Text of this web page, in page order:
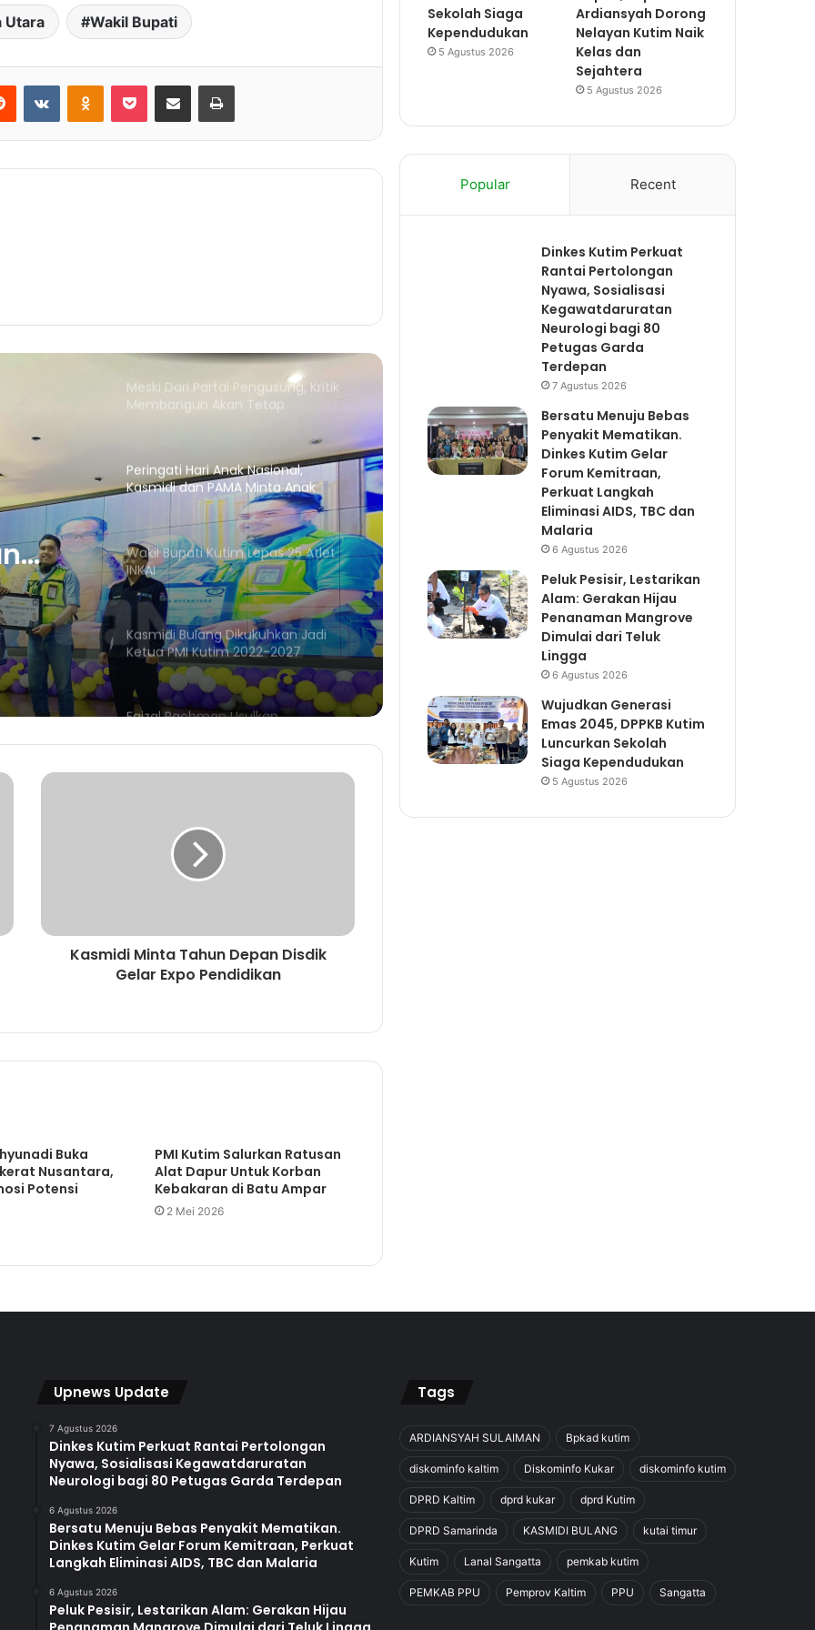
Utara Wakil Bupati
Stand Perumdam TTB Siapkan
Membangun Akan Tetap
Peringati Hari Anak Nasional,
Kasmidi dan PAMA Minta Anak
Wakil Bupati Kutim Lepas 25 Atlet
INKAI
Kasmidi Bulang Dikukuhkan Jadi
Ketua PMI Kutim 2022-2027
Faizal Rachman Usulkan
Pembangunan Padepokan Silat di
Kutim
Kedatangan TKA, Wabup Berharap
Pemkab Kutim Distribusikan 18.000
Stand Perumdam TTB Siapkan
Loket Pelayanan
Markas PMI Kutim
Dilayangkan Ke Pemerintah
Peringati Hari Anak Nasional,
INKAI
Ketua PMI Kutim 2022-2027
Faizal Rachman Usulkan
Pembangunan Padepokan Silat di
Kutim
Kasmidi Minta Tahun Depan Disdik
Gelar Expo Pendidikan
Buka
Nusantara,
Potensi
PMI Kutim Salurkan Ratusan
Alat Dapur Untuk Korban
Kebakaran di Batu Ampar
2 Mei 2026
Sekolah Siaga
Kependudukan
5 Agustus 2026
Ardiansyah Dorong
Nelayan Kutim Naik
Kelas dan
Sejahtera
5 Agustus 2026
Popular Recent
Dinkes Kutim Perkuat
Rantai Pertolongan
Nyawa, Sosialisasi
Kegawatdaruratan
Neurologi bagi 80
Petugas Garda
Terdepan
7 Agustus 2026
Bersatu Menuju Bebas
Penyakit Mematikan.
Dinkes Kutim Gelar
Forum Kemitraan,
Perkuat Langkah
Eliminasi AIDS, TBC dan
Malaria
6 Agustus 2026
Peluk Pesisir, Lestarikan
Alam: Gerakan Hijau
Penanaman Mangrove
Dimulai dari Teluk
Lingga
6 Agustus 2026
Wujudkan Generasi
Emas 2045, DPPKB Kutim
Luncurkan Sekolah
Siaga Kependudukan
5 Agustus 2026
Upnews Update
7 Agustus 2026
Dinkes Kutim Perkuat Rantai Pertolongan
Nyawa, Sosialisasi Kegawatdaruratan
Neurologi bagi 80 Petugas Garda Terdepan
6 Agustus 2026
Bersatu Menuju Bebas Penyakit Mematikan.
Dinkes Kutim Gelar Forum Kemitraan, Perkuat
Langkah Eliminasi AIDS, TBC dan Malaria
6 Agustus 2026
Peluk Pesisir, Lestarikan Alam: Gerakan Hijau
Tags
ARDIANSYAH SULAIMAN Bpkad kutim
diskominfo kaltim Diskominfo Kukar diskominfo kutim
DPRD Kaltim dprd kukar dprd Kutim
DPRD Samarinda KASMIDI BULANG kutai timur
Kutim Lanal Sangatta pemkab kutim
PEMKAB PPU Pemprov Kaltim PPU Sangatta